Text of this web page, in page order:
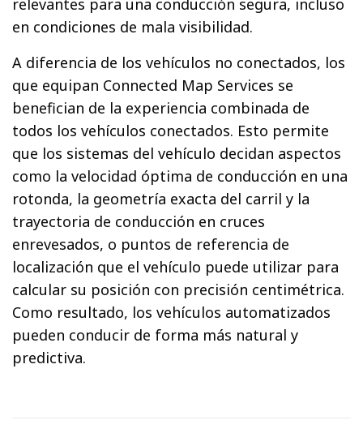
en condiciones de mala visibilidad.
A diferencia de los vehículos no conectados, los
que equipan Connected Map Services se
benefician de la experiencia combinada de
todos los vehículos conectados. Esto permite
que los sistemas del vehículo decidan aspectos
como la velocidad óptima de conducción en una
rotonda, la geometría exacta del carril y la
trayectoria de conducción en cruces
enrevesados, o puntos de referencia de
localización que el vehículo puede utilizar para
calcular su posición con precisión centimétrica.
Como resultado, los vehículos automatizados
pueden conducir de forma más natural y
predictiva.